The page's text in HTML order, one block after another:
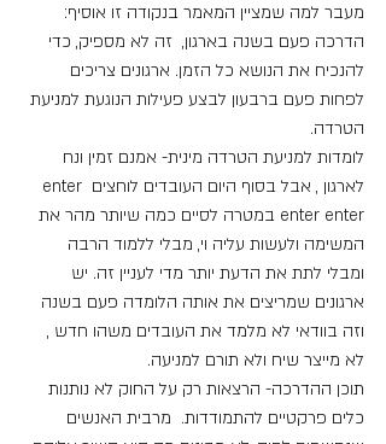
מעבר למה שמציין המאמר בנקודה זו אוסיף:
הדרכה פעם בשנה בארגון,  זה לא מספיק, כדי
להנכיח את הנושא כל הזמן. ארגונים צריכים
לפחות פעם ברבעון לבצע פעילות הנוגעת למניעת
הטרדה.
לומדות למניעת הטרדה מינית- אמנם זמין ונח
לארגון , אבל בסוף היום העובדים לוחצים enter
enter enter במטרה לסיים כמה שיותר מהר את
המשימה ולעשות עליה וי, מבלי ללמוד הרבה
ומבלי לתת את הדעת יותר מדי לעניין זה. יש
ארגונים שמריצים את אותה הלומדה פעם בשנה
וזה בוודאי לא מלמד את העובדים משהו חדש ,
לא מייצר שיח ולא תורם למניעה.
תוכן ההדרכה- הרצאות רק על החוק לא נותנות
כלים פרקטיים להתמודדות.  מרבית האנשים